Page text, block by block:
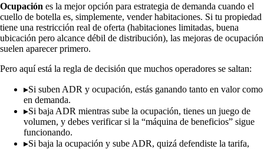
Ocupación es la mejor opción para estrategia de demanda cuando el
cuello de botella es, simplemente, vender habitaciones. Si tu propiedad
tiene una restricción real de oferta (habitaciones limitadas, buena
ubicación pero alcance débil de distribución), las mejoras de ocupación
suelen aparecer primero.
Pero aquí está la regla de decisión que muchos operadores se saltan:
▸Si suben ADR y ocupación, estás ganando tanto en valor como
en demanda.
▸Si baja ADR mientras sube la ocupación, tienes un juego de
volumen, y debes verificar si la “máquina de beneficios” sigue
funcionando.
▸Si baja la ocupación y sube ADR, quizá defendiste la tarifa,